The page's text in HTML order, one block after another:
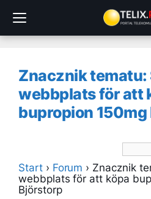
treści
Znacznik tematu:
webbplats för att
bupropion
Start › Forum › Znacznik
webbplats för att köpa
Björstorp